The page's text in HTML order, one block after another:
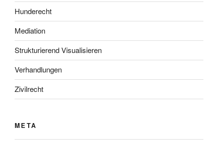
Hunderecht
Mediation
Strukturierend Visualisieren
Verhandlungen
Zivilrecht
META